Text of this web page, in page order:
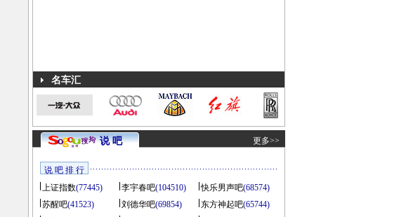
名车汇
说 吧 更多>>
说 吧 排 行
上证指数(77445) 李宇春吧(104510) 快乐男声吧(68574)
苏醒吧(41523) 刘德华吧(69854) 东方神起吧(65744)